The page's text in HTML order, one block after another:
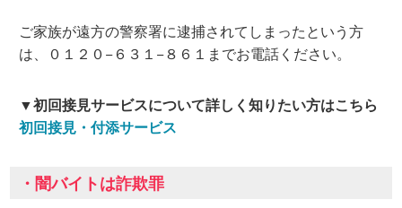
ご家族が遠方の警察署に逮捕されてしまったという方
は、０１２０−６３１−８６１までお電話ください。
▼初回接見サービスについて詳しく知りたい方はこちら
初回接見・付添サービス
・闇バイトは詐欺罪